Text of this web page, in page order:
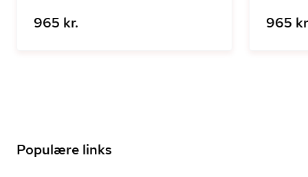
965 kr. 965
Populære links